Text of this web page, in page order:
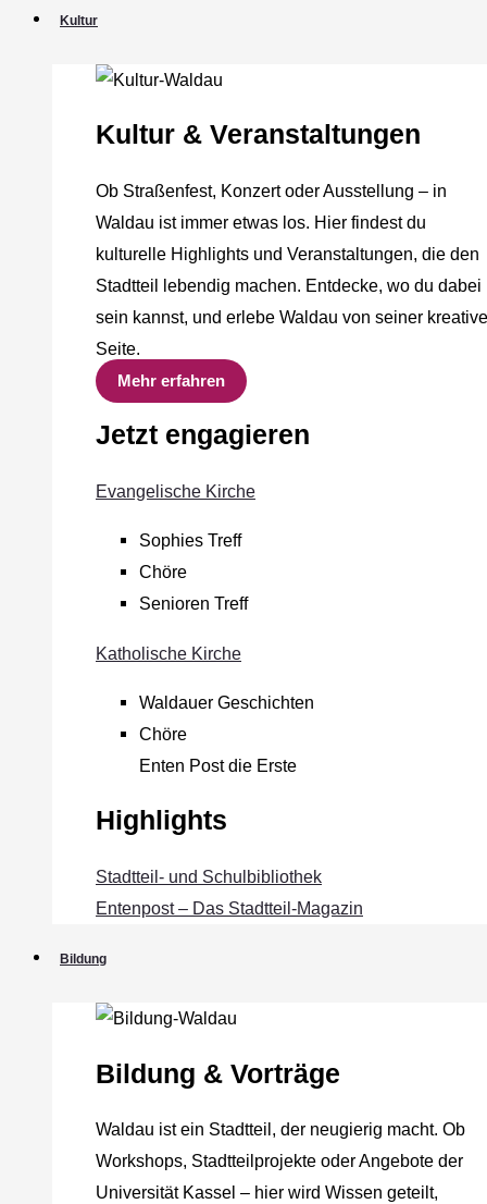
Kultur
Kultur & Veranstaltungen
Ob Straßenfest, Konzert oder Ausstellung – in
Waldau ist immer etwas los. Hier findest du
kulturelle Highlights und Veranstaltungen, die den
Stadtteil lebendig machen. Entdecke, wo du dabei
sein kannst, und erlebe Waldau von seiner
Seite.
Mehr erfahren
Jetzt engagieren
Evangelische Kirche
Sophies Treff
Chöre
Senioren Treff
Katholische Kirche
Waldauer Geschichten
Chöre
Enten Post die Erste
Highlights
Stadtteil- und Schulbibliothek
Entenpost – Das Stadtteil-Magazin
Bildung
Bildung & Vorträge
Waldau ist ein Stadtteil, der neugierig macht. Ob
Workshops, Stadtteilprojekte oder Angebote der
Universität Kassel – hier wird Wissen geteilt,